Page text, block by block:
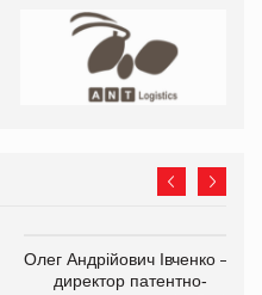
Олег Андрійович Івченко —
директор патентно-